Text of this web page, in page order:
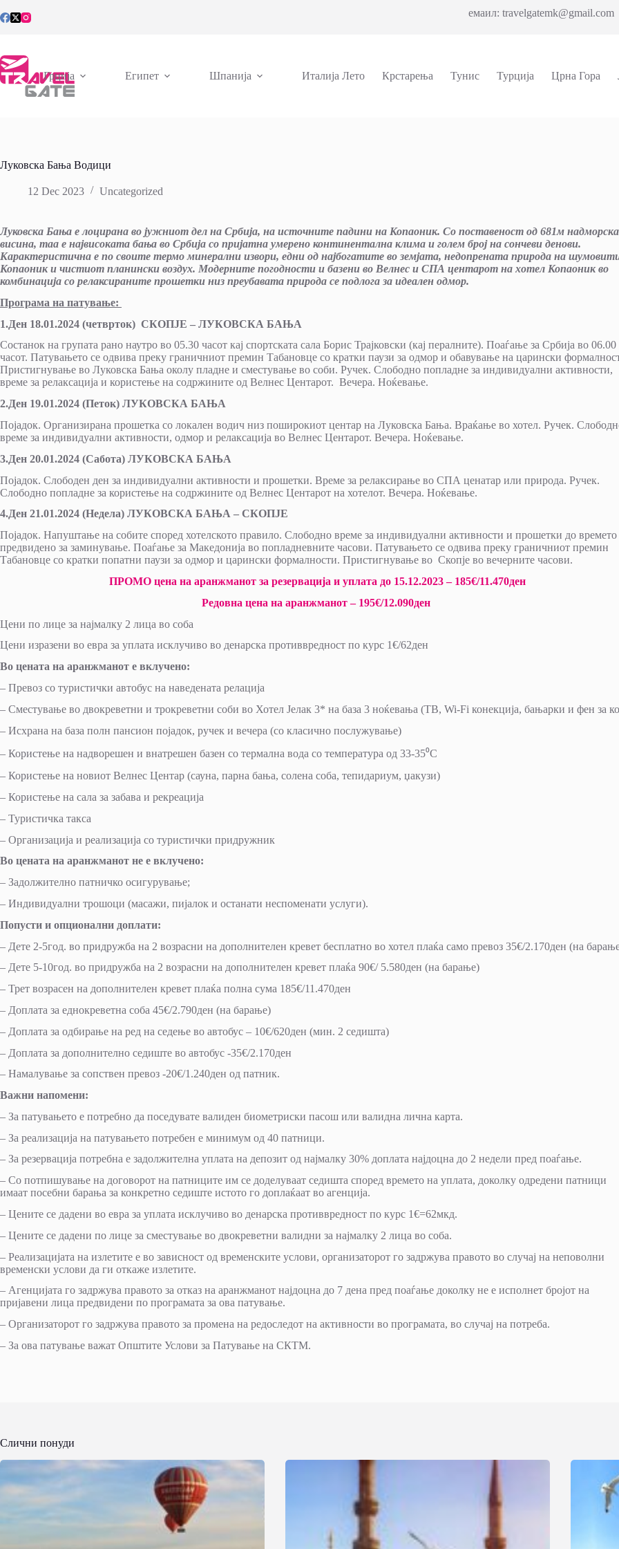
to
емаил:
Грција Египет Шпанија Италија Лето Крстарења Тунис Турција Црна Гора
Луковска Бања Водици
12 Dec 2023 Uncategorized
Луковска Бања е лоцирана во јужниот дел на Србија, на источните падини на Копаоник. Со поставеност од 681м надморска
висина, таа е највисоката бања во Србија со пријатна умерено континентална клима и голем број на сончеви денови.
Карактеристична е по своите термо минерални извори, едни од најбогатите во земјата, недопрената природа на
Копаоник и чистиот планински воздух. Модерните погодности и базени во Велнес и СПА центарот на хотел Копаоник во
комбинација со релаксираните прошетки низ преубавата природа се подлога за идеален одмор.
Програма на патување:
1.Ден 18.01.2024 (четврток) СКОПЈЕ – ЛУКОВСКА БАЊА
Состанок на групата рано наутро во 05.30 часот кај спортската сала Борис Трајковски (кај пералните). Поаѓање за Србија во 06.00
часот. Патувањето се одвива преку граничниот премин Табановце со кратки паузи за одмор и обавување на царински
Пристигнување во Луковска Бања околу пладне и сместување во соби. Ручек. Слободно попладне за индивидуални активности,
време за релаксација и користење на содржините од Велнес Центарот. Вечера. Ноќевање.
2.Ден 19.01.2024 (Петок) ЛУКОВСКА БАЊА
Појадок. Организирана прошетка со локален водич низ поширокиот центар на Луковска Бања. Враќање во хотел. Ручек.
време за индивидуални активности, одмор и релаксација во Велнес Центарот. Вечера. Ноќевање.
3.Ден 20.01.2024 (Сабота) ЛУКОВСКА БАЊА
Појадок. Слободен ден за индивидуални активности и прошетки. Време за релаксирање во СПА ценатар или природа. Ручек.
Слободно попладне за користење на содржините од Велнес Центарот на хотелот. Вечера. Ноќевање.
4.Ден 21.01.2024 (Недела) ЛУКОВСКА БАЊА – СКОПЈЕ
Појадок. Напуштање на собите според хотелското правило. Слободно време за индивидуални активности и прошетки до времето
предвидено за заминување. Поаѓање за Македонија во попладневните часови. Патувањето се одвива преку граничниот премин
Табановце со кратки попатни паузи за одмор и царински формалности. Пристигнување во Скопје во вечерните часови.
ПРОМО цена на аранжманот за резервација и уплата до 15.12.2023 – 185€/11.470ден
Редовна цена на аранжманот – 195€/12.090ден
Цени по лице за најмалку 2 лица во соба
Цени изразени во евра за уплата исклучиво во денарска противвредност по курс 1€/62ден
Во цената на аранжманот е вклучено:
– Превоз со туристички автобус на наведената релација
– Сместување во двокреветни и трокреветни соби во Хотел Јелак 3* на база 3 ноќевања (ТВ, Wi-Fi конекција, бањарки и фен за
– Исхрана на база полн пансион појадок, ручек и вечера (со класично послужување)
– Користење на надворешен и внатрешен базен со термална вода со температура од 33-35⁰C
– Користење на новиот Велнес Центар (сауна, парна бања, солена соба, тепидариум, џакузи)
– Користење на сала за забава и рекреација
– Туристичка такса
– Организација и реализација со туристички придружник
Во цената на аранжманот не е вклучено:
– Задолжително патничко осигурување;
– Индивидуални трошоци (масажи, пијалок и останати неспоменати услуги).
Попусти и опционални доплати:
– Дете 2-5год. во придружба на 2 возрасни на дополнителен кревет бесплатно во хотел плаќа само превоз 35€/2.170ден (на
– Дете 5-10год. во придружба на 2 возрасни на дополнителен кревет плаќа 90€/ 5.580ден (на барање)
– Трет возрасен на дополнителен кревет плаќа полна сума 185€/11.470ден
– Доплата за еднокреветна соба 45€/2.790ден (на барање)
– Доплата за одбирање на ред на седење во автобус – 10€/620ден (мин. 2 седишта)
– Доплата за дополнително седиште во автобус -35€/2.170ден
– Намалување за сопствен превоз -20€/1.240ден од патник.
Важни напомени:
– За патувањето е потребно да поседувате валиден биометриски пасош или валидна лична карта.
– За реализација на патувањето потребен е минимум од 40 патници.
– За резервација потребна е задолжителна уплата на депозит од најмалку 30% доплата најдоцна до 2 недели пред поаѓање.
– Со потпишување на договорот на патниците им се доделуваат седишта според времето на уплата, доколку одредени патници
имаат посебни барања за конкретно седиште истото го доплаќаат во агенција.
– Цените се дадени во евра за уплата исклучиво во денарска противвредност по курс 1€=62мкд.
– Цените се дадени по лице за сместување во двокреветни валидни за најмалку 2 лица во соба.
– Реализацијата на излетите е во зависност од временските услови, организаторот го задржува правото во случај на неповолни
временски услови да ги откаже излетите.
– Агенцијата го задржува правото за отказ на аранжманот најдоцна до 7 дена пред поаѓање доколку не е исполнет бројот на
пријавени лица предвидени по програмата за ова патување.
– Организаторот го задржува правото за промена на редоследот на активности во програмата, во случај на потреба.
– За ова патување важат Општите Услови за Патување на СКТМ.
Слични понуди